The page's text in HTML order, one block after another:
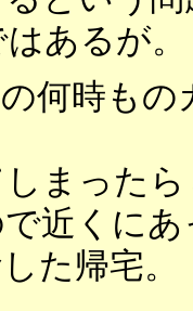
あるが。
何時も
まったら
近くにあ
た帰宅。